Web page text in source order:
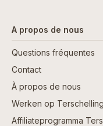
A propos de nous
Questions fréquentes
Contact
À propos de nous
Werken op
Affiliateprogramma